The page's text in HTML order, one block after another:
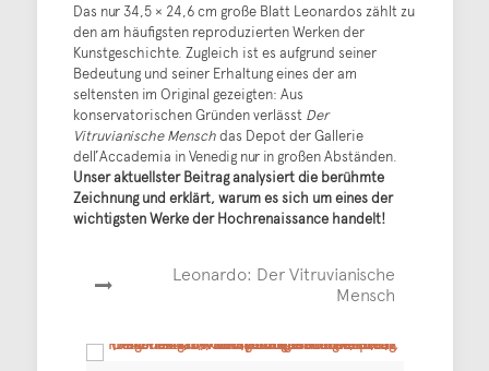
Das nur 34,5 × 24,6 cm große Blatt Leonardos zählt zu
den am häufigsten reproduzierten Werken der
Kunstgeschichte. Zugleich ist es aufgrund seiner
Bedeutung und seiner Erhaltung eines der am
seltensten im Original gezeigten: Aus
konservatorischen Gründen verlässt Der
Vitruvianische Menschdas Depot der Gallerie
dell’Accademia in Venedig nur in großen Abständen.
Unser aktuellster Beitrag analysiert die berühmte
Zeichnung und erklärt, warum es sich um eines der
wichtigsten Werke der Hochrenaissance handelt!
Leonardo: Der Vitruvianische
Mensch